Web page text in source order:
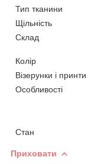
Тип тканини
Щільність
Склад
Колір
Візерунки і принти
Особливості
Стан
Приховати